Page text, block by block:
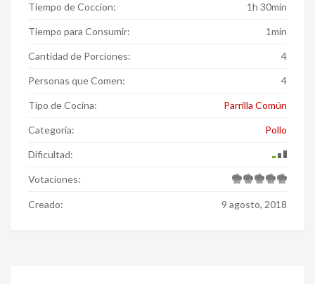
Tiempo de Coccion: 1h 30min
Tiempo para Consumir: 1min
Cantidad de Porciones: 4
Personas que Comen: 4
Tipo de Cocina: Parrilla Común
Categoría: Pollo
Dificultad:
Votaciones:
Creado: 9 agosto, 2018